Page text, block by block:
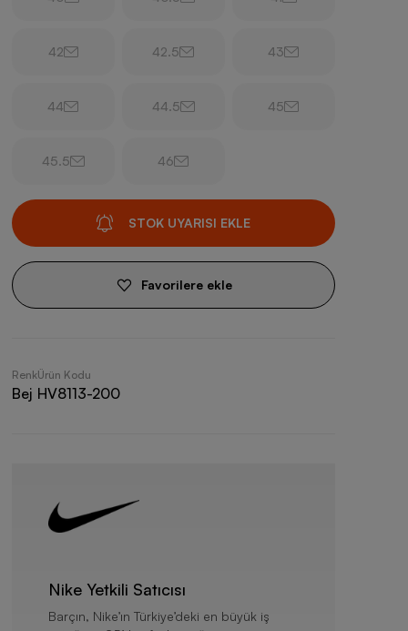
42 42.5 43
44 44.5 45
45.5 46
STOK UYARISI EKLE
Favorilere ekle
Renk
Bej
Ürün Kodu
HV8113-200
Nike Yetkili Satıcısı
Barçın, Nike’ın Türkiye’deki en büyük iş